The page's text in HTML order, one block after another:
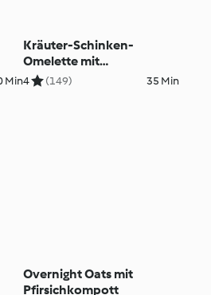
Min
Kräuter-Schinken-
Omelette mit
Kaiserschoten
4 (149) 35 Min
Overnight Oats mit
Pfirsichkompott